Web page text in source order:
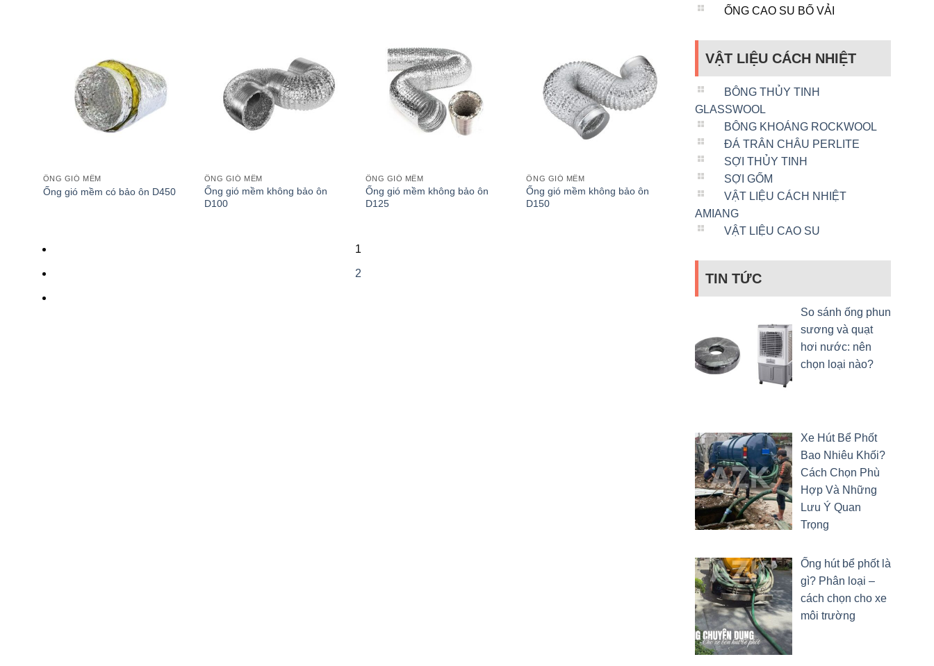
ỐNG GIÓ MỀM
Ống gió mềm có bảo ôn D450
ỐNG GIÓ MỀM
Ống gió mềm không bảo ôn
D100
ỐNG GIÓ MỀM
Ống gió mềm không bảo ôn
D125
ỐNG GIÓ MỀM
Ống gió mềm không bảo ôn
D150
1
2
ỐNG CAO SU BỐ VẢI
VẬT LIỆU CÁCH NHIỆT
BÔNG THỦY TINH
GLASSWOOL
BÔNG KHOÁNG ROCKWOOL
ĐÁ TRÂN CHÂU PERLITE
SỢI THỦY TINH
SỢI GỐM
VẬT LIỆU CÁCH NHIỆT
AMIANG
VẬT LIỆU CAO SU
TIN TỨC
So sánh ống phun
sương và quạt
hơi nước: nên
chọn loại nào?
Xe Hút Bể Phốt
Bao Nhiêu Khối?
Cách Chọn Phù
Hợp Và Những
Lưu Ý Quan
Trọng
Ống hút bể phốt là
gì? Phân loại –
cách chọn cho xe
môi trường